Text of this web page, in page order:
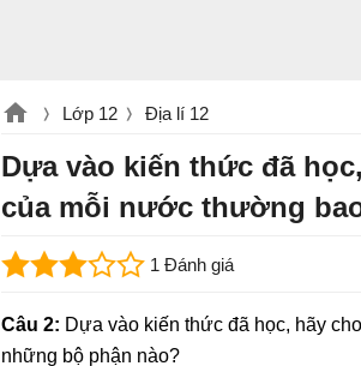
Lớp 12 Địa lí 12
Dựa vào kiến thức đã
của mỗi nước thường
1 Đánh giá
Câu 2: Dựa vào kiến thức đã học, hãy
những bộ phận nào?